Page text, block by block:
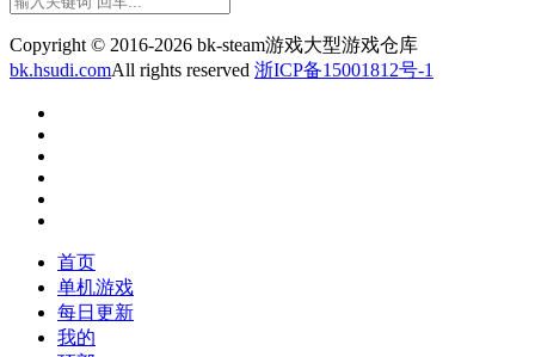
Copyright © 2016-2026 bk-steam游戏大型游戏仓库
bk.hsudi.comAll rights reserved 浙ICP备15001812号-1
首页
单机游戏
每日更新
我的